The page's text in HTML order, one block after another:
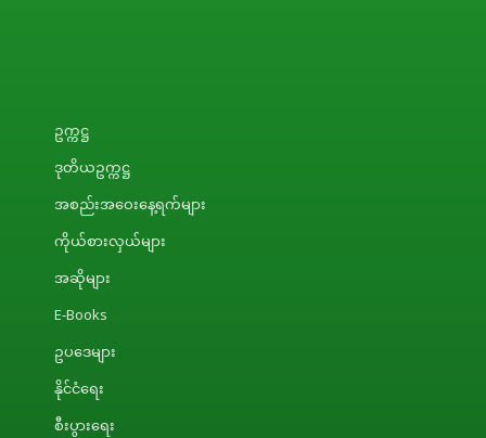
ဥက္ကဋ္ဌ
ဒုတိယဥက္ကဋ္ဌ
အစည်းအဝေးနေ့ရက်များ
ကိုယ်စားလှယ်များ
အဆိုများ
E-Books
ဥပဒေများ
နိုင်ငံရေး
စီးပွားရေး